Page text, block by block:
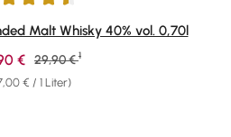
von 4.6 von 5 Sternen
Malt Whisky 40% vol. 0,70l
€ / 1 Liter)
Verkaufspreis:
€ Regulärer Preis:
29,90 € 1